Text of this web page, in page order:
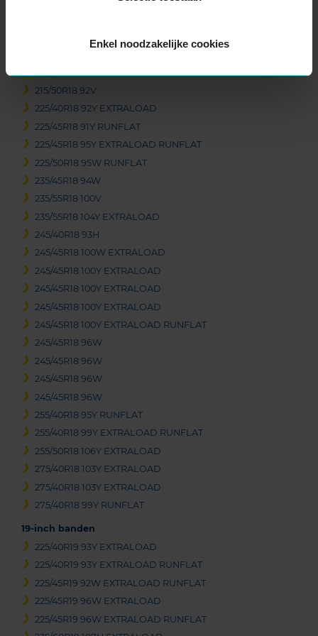
Enkel noodzakelijke cookies
215/50R18 92V
225/40R18 92Y EXTRALOAD
225/45R18 91Y RUNFLAT
225/45R18 95Y EXTRALOAD RUNFLAT
225/50R18 95W RUNFLAT
235/45R18 94W
235/55R18 100V
235/55R18 104Y EXTRALOAD
245/40R18 93H
245/45R18 100W EXTRALOAD
245/45R18 100Y EXTRALOAD
245/45R18 100Y EXTRALOAD
245/45R18 100Y EXTRALOAD
245/45R18 100Y EXTRALOAD RUNFLAT
245/45R18 96W
245/45R18 96W
245/45R18 96W
245/45R18 96W
255/40R18 95Y RUNFLAT
255/40R18 99Y EXTRALOAD RUNFLAT
255/50R18 106Y EXTRALOAD
275/40R18 103Y EXTRALOAD
275/40R18 103Y EXTRALOAD
275/40R18 99Y RUNFLAT
19-inch banden
225/40R19 93Y EXTRALOAD
225/40R19 93Y EXTRALOAD RUNFLAT
225/45R19 92W EXTRALOAD RUNFLAT
225/45R19 96W EXTRALOAD
225/45R19 96W EXTRALOAD RUNFLAT